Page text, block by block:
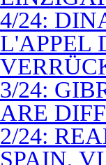
4/24:
L'APPEL
3/24:
ARE
2/24:
SPAIN,